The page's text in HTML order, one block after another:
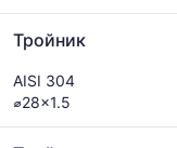
Тройник
AISI 304
⌀28x1.5